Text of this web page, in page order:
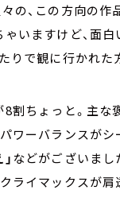
の、この方向の
ますけど、面白
りで観に行かれた
割ちょっと。主
ワーバランスが
などがございまし
ライマックスが